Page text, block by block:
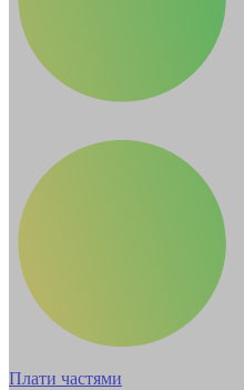
Плати частями